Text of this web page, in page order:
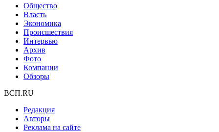
Общество
Власть
Экономика
Происшествия
Интервью
Архив
Фото
Компании
Обзоры
ВСП.RU
Редакция
Авторы
Реклама на сайте